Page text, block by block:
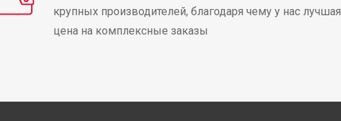
крупных производителей, благодаря чему у нас лучшая
цена на комплексные заказы